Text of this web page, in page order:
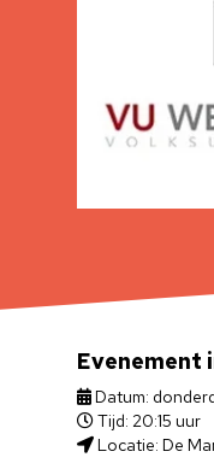
Evenement
Datum:
Tijd: 20:15 uur
Locatie: De